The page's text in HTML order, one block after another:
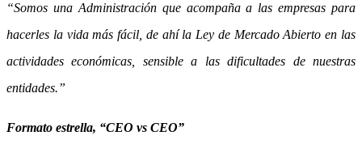
“Somos una Administración que acompaña a las empresas para
hacerles la vida más fácil, de ahí la Ley de Mercado Abierto en las
actividades económicas, sensible a las dificultades de nuestras
entidades.”
Formato estrella, “CEO vs CEO”